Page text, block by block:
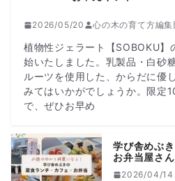
2026/05/20 心の木の育て方編集
植物性ジェラート【SOBOKU】
始いたしました。乳製品・白砂
ルーツを使用した、からだに優
みてはいかがでしょうか。限定
で、ぜひお早め
学び舎めぶ
お弁当屋さ
2026/04/14